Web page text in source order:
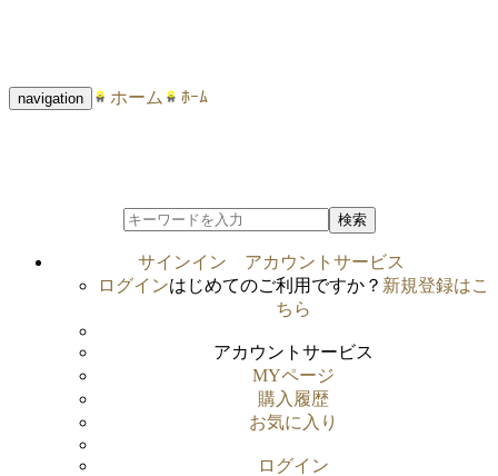
navigation ホーム ﾎｰﾑ
検索
サインイン
アカウントサービス
ログインはじめてのご利用ですか？ 新規登録はこ
ちら
アカウントサービス
MYページ
購入履歴
お気に入り
ログイン